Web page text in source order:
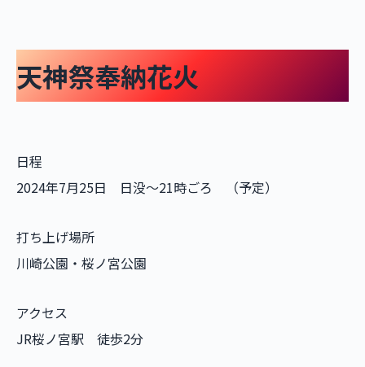
天神祭奉納花火
日程
2024年7月25日 日没～21時ごろ （予定）
打ち上げ場所
川崎公園・桜ノ宮公園
アクセス
JR桜ノ宮駅 徒歩2分